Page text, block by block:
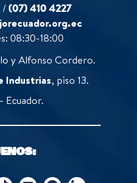
/(07) 410 4227
08:30-18:00
y Alfonso Cordero.
Industrias, piso 13.
Ecuador.